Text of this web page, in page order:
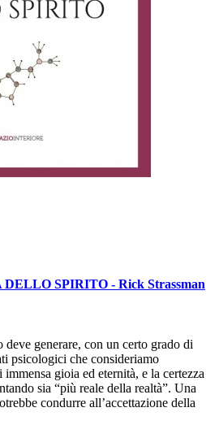
SPIRITO - Rick Strassman
generare, con un certo grado di
psicologici che consideriamo
gioia ed eternità, e la certezza
sia “più reale della realtà”. Una
condurre all’accettazione della